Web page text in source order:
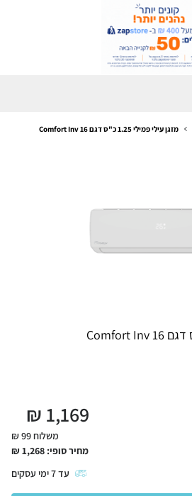
מזגן עילי פמילי 1.25 כ"ס דגם Comfort Inv 16
1,169
₪
משלוח 99 ₪
מחיר סופי: 1,268
₪
עד7ימי עסקים